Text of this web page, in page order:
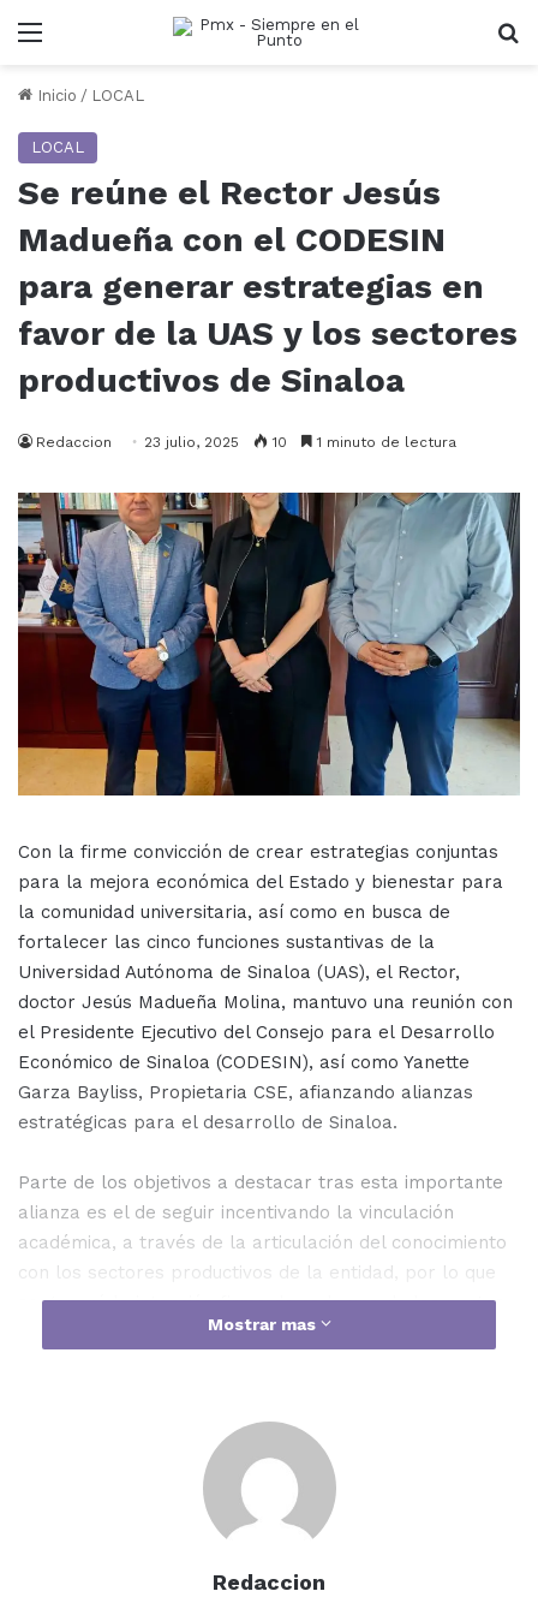
Menu
Inicio / LOCAL
LOCAL
Se reúne el Rector Jesús
Madueña con el CODESIN
para generar estrategias en
favor de la UAS y los sectores
productivos de Sinaloa
Redaccion 23 julio, 2025 10 1 minuto de lectura
Con la firme convicción de crear estrategias conjuntas
para la mejora económica del Estado y bienestar para
la comunidad universitaria, así como en busca de
fortalecer las cinco funciones sustantivas de la
Universidad Autónoma de Sinaloa (UAS), el Rector,
doctor Jesús Madueña Molina, mantuvo una reunión con
el Presidente Ejecutivo del Consejo para el Desarrollo
Económico de Sinaloa (CODESIN), así como Yanette
Garza Bayliss, Propietaria CSE, afianzando alianzas
estratégicas para el desarrollo de Sinaloa.
Parte de los objetivos a destacar tras esta importante
alianza es el de seguir incentivando la vinculación
académica, a través de la articulación del conocimiento
con los sectores productivos de la entidad, por lo que
se generó la intención firme de cada una de las partes
de establecer un convenio que recoja todas estas
Mostrar mas
Redaccion